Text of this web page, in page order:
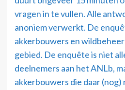
vragen in te vullen. Alle
anoniem verwerkt. De
akkerbouwers en
gebied. De enquête is niet
deelnemers aan het ANLb,
akkerbouwers die daar (nog)